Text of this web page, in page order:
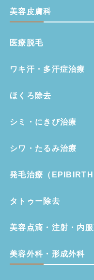
美容皮膚科
医療脱毛
ワキ汗・多汗症治療
ほくろ除去
シミ・にきび治療
シワ・たるみ治療
発毛治療（EPIBIRTH
タトゥー除去
美容点滴・注射・内
美容外科・形成外科